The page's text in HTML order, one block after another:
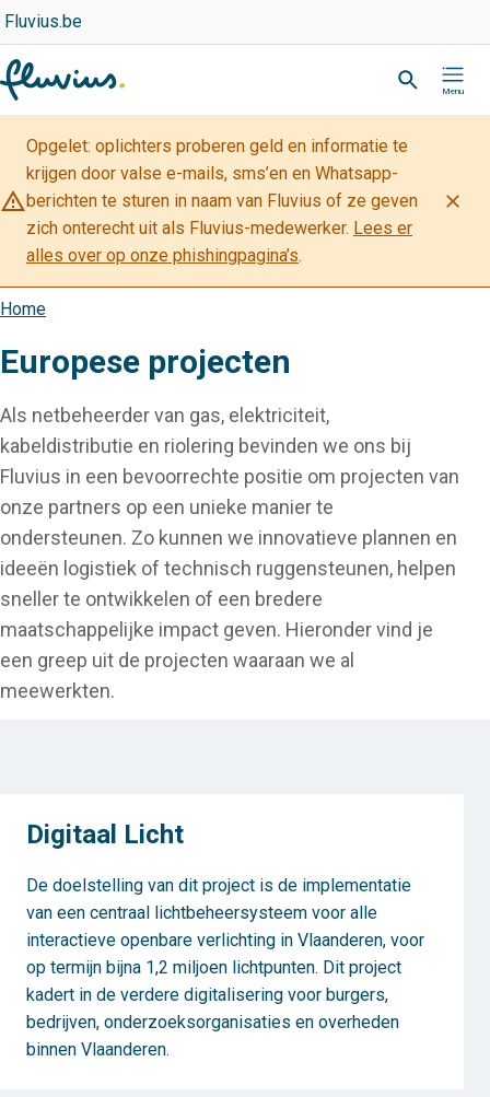
Overslaan
en
naar
de
inhoud
gaan
Top
navigation
Partner
Fluvius.be
Zoeken
warning_amber
Opgelet: oplichters proberen geld en informatie te
krijgen door valse e-mails, sms’en en Whatsapp-
berichten te sturen in naam van Fluvius of ze geven
zich onterecht uit als Fluvius-medewerker. Lees er
alles over op onze phishingpagina’s.
close
Kruimelpad
Home
Europese projecten
Als netbeheerder van gas, elektriciteit,
kabeldistributie en riolering bevinden we ons bij
Fluvius in een bevoorrechte positie om projecten van
onze partners op een unieke manier te
ondersteunen. Zo kunnen we innovatieve plannen en
ideeën logistiek of technisch ruggensteunen, helpen
sneller te ontwikkelen of een bredere
maatschappelijke impact geven. Hieronder vind je
een greep uit de projecten waaraan we al
meewerkten.
Digitaal Licht
De doelstelling van dit project is de implementatie
van een centraal lichtbeheersysteem voor alle
interactieve openbare verlichting in Vlaanderen, voor
op termijn bijna 1,2 miljoen lichtpunten. Dit project
kadert in de verdere digitalisering voor burgers,
bedrijven, onderzoeksorganisaties en overheden
binnen Vlaanderen.